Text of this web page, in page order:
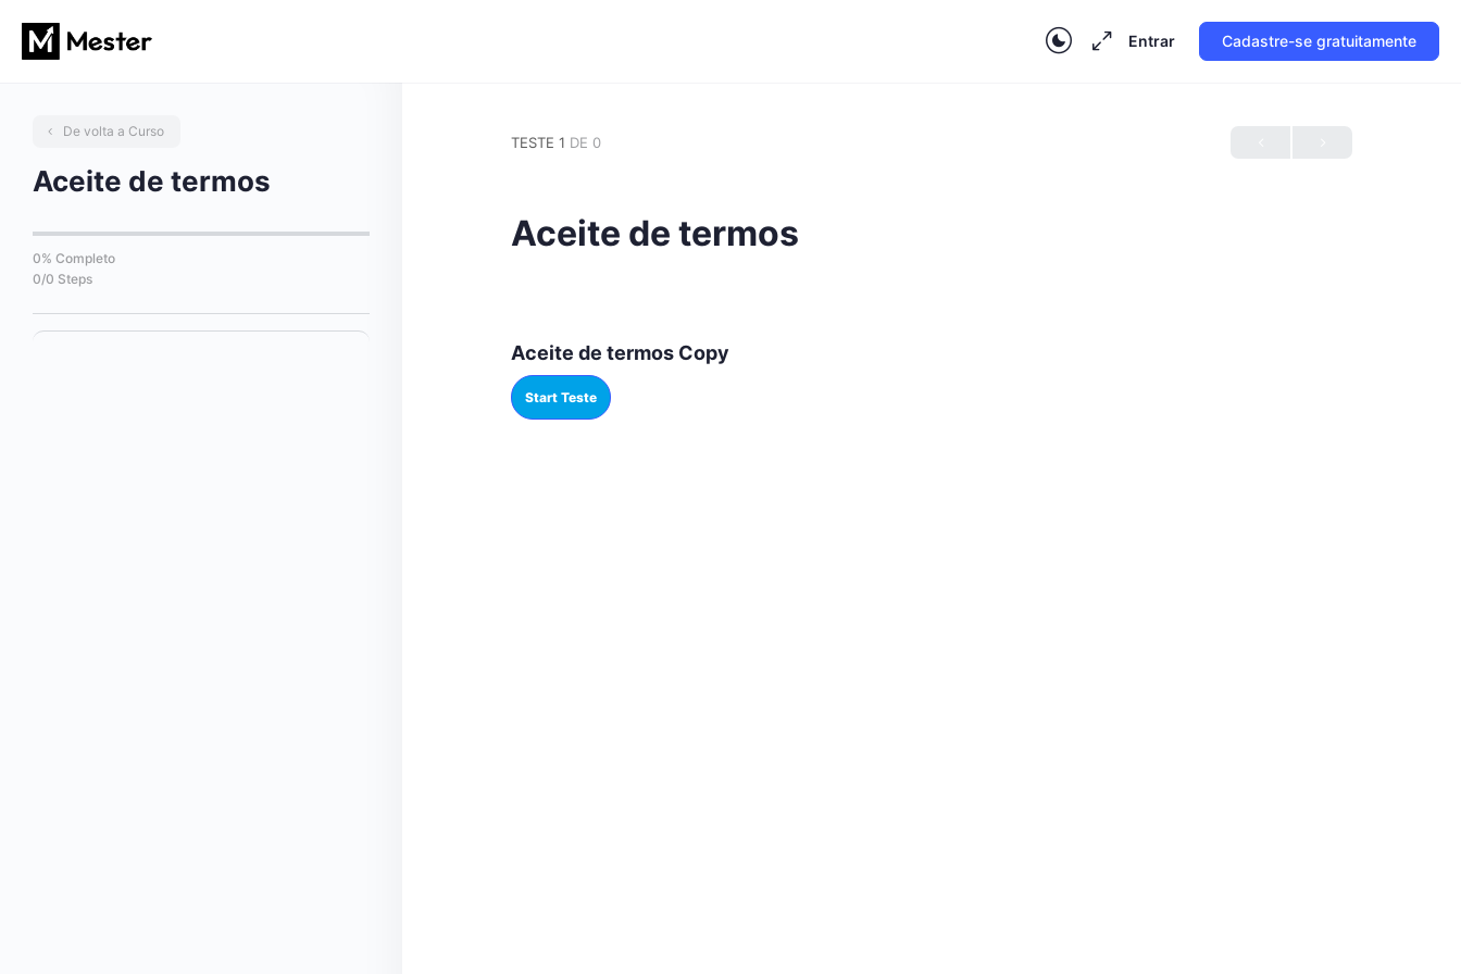
Entrar Cadastre-se gratuitamente
De volta a Curso
Aceite de termos
0% Completo
0/0 Steps
TESTE 1 DE 0
Aceite de termos
Aceite de termos Copy